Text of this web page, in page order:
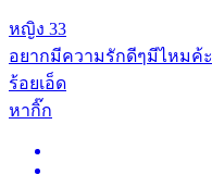
หญิง 33
อยากมีความรักดีๆมีไหมค้ะ
ร้อยเอ็ด
หากิ๊ก